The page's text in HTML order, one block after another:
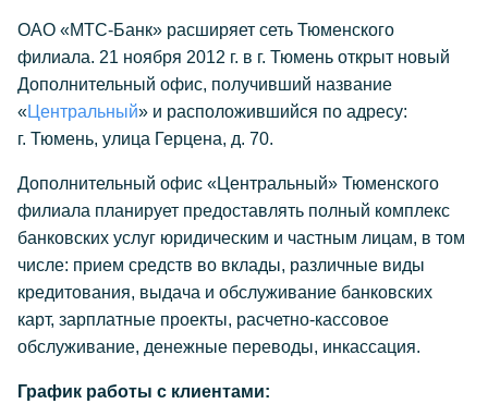
ОАО «МТС-Банк» расширяет сеть Тюменского
филиала. 21 ноября 2012 г. в г. Тюмень открыт новый
Дополнительный офис, получивший название
«Центральный» и расположившийся по адресу:
г. Тюмень, улица Герцена, д. 70.
Дополнительный офис «Центральный» Тюменского
филиала планирует предоставлять полный комплекс
банковских услуг юридическим и частным лицам, в том
числе: прием средств во вклады, различные виды
кредитования, выдача и обслуживание банковских
карт, зарплатные проекты, расчетно-кассовое
обслуживание, денежные переводы, инкассация.
График работы с клиентами: